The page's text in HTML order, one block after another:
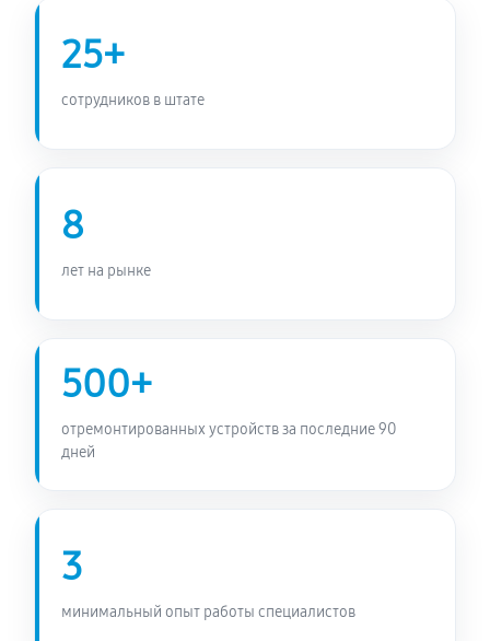
25+
сотрудников в штате
8
лет на рынке
500+
отремонтированных устройств за последние 90
дней
3
минимальный опыт работы специалистов